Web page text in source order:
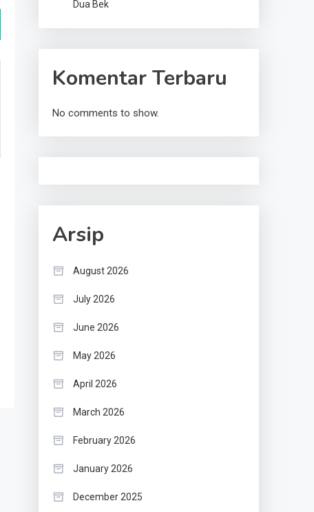
Dua Bek
Komentar Terbaru
No comments to show.
Arsip
August 2026
July 2026
June 2026
May 2026
April 2026
March 2026
February 2026
January 2026
December 2025